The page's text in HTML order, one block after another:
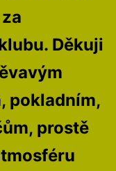
Děkuji
pokladním,
prostě